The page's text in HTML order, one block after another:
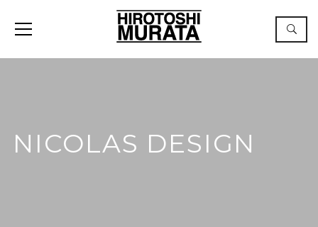
NICOLAS DESIGN